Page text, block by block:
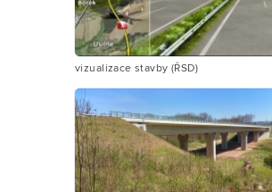
vizualizace stavby (ŘSD)